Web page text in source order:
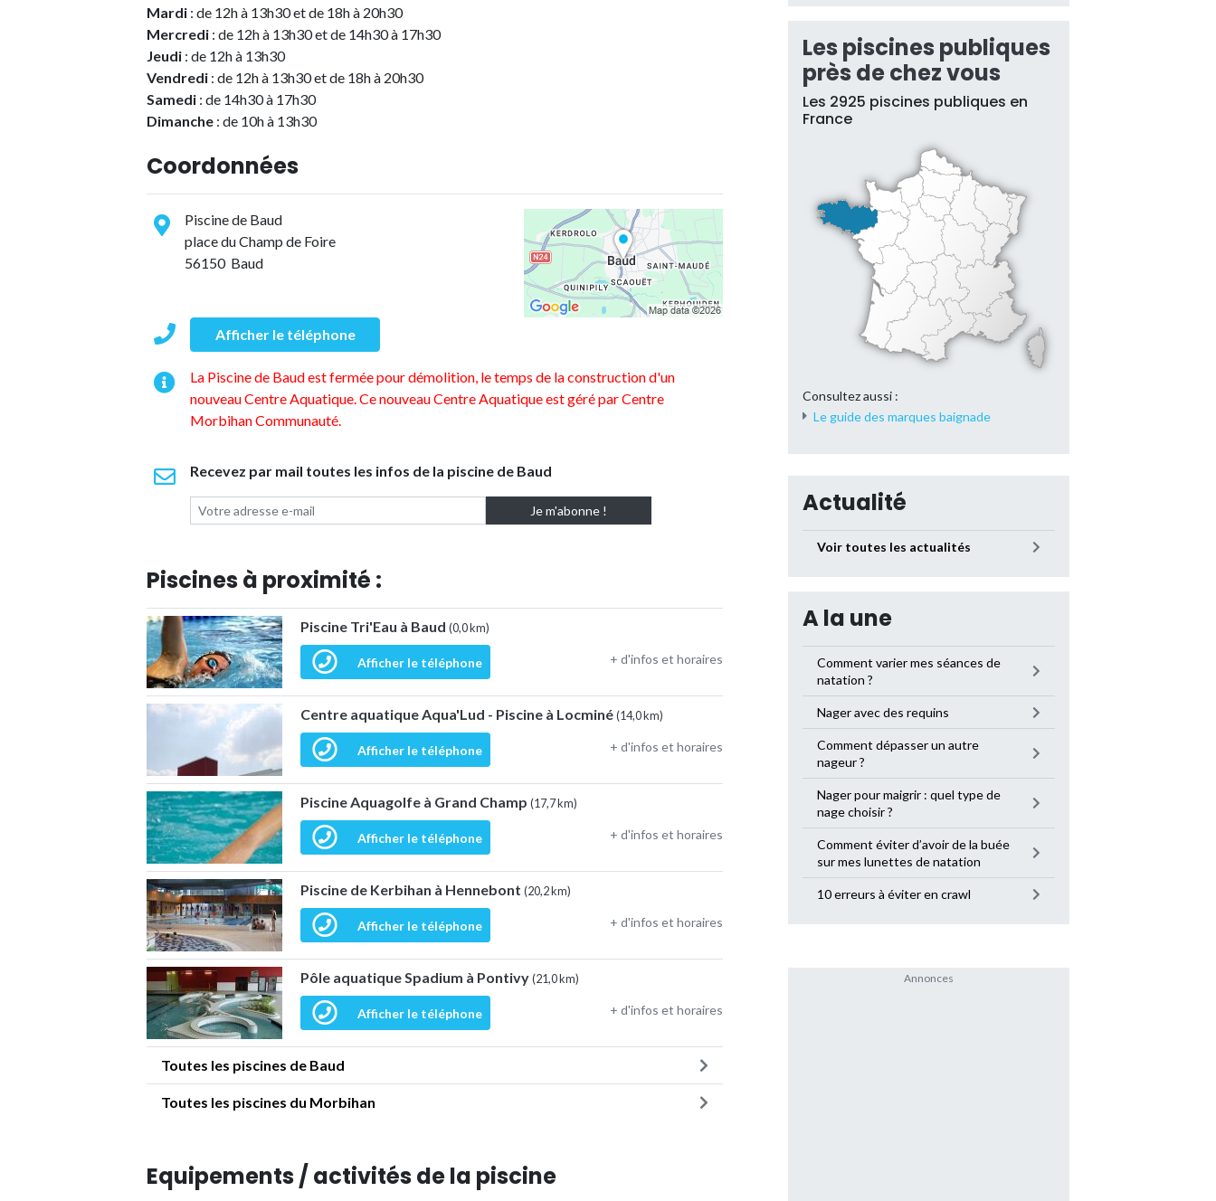
Mardi : de 12h à 13h30 et de 18h à 20h30
Mercredi : de 12h à 13h30 et de 14h30 à 17h30
Jeudi : de 12h à 13h30
Vendredi : de 12h à 13h30 et de 18h à 20h30
Samedi : de 14h30 à 17h30
Dimanche : de 10h à 13h30
Coordonnées
Piscine de Baud
place du Champ de Foire
56150 Baud
Afficher le téléphone
La Piscine de Baud est fermée pour démolition, le temps de la construction d'un
nouveau Centre Aquatique. Ce nouveau Centre Aquatique est géré par Centre
Morbihan Communauté.
Recevez par mail toutes les infos de la piscine de Baud
Piscines à proximité :
Piscine Tri'Eau à Baud (0,0 km)
Afficher le téléphone + d'infos et horaires
Centre aquatique Aqua'Lud - Piscine à Locminé(14,0 km)
Afficher le téléphone + d'infos et horaires
Piscine Aquagolfe à Grand Champ (17,7 km)
Afficher le téléphone + d'infos et horaires
Piscine de Kerbihan à Hennebont (20,2 km)
Afficher le téléphone + d'infos et horaires
Pôle aquatique Spadium à Pontivy(21,0 km)
Afficher le téléphone + d'infos et horaires
Toutes les piscines de Baud
Toutes les piscines du Morbihan
Equipements / activités de la piscine
Les piscines publiques
près de chez vous
Les 2925 piscines publiques en
France
Consultez aussi :
Le guide des marques baignade
Actualité
Voir toutes les actualités
A la une
Comment varier mes séances de
natation ?
Nager avec des requins
Comment dépasser un autre
nageur ?
Nager pour maigrir : quel type de
nage choisir ?
Comment éviter d’avoir de la buée
sur mes lunettes de natation
10 erreurs à éviter en crawl